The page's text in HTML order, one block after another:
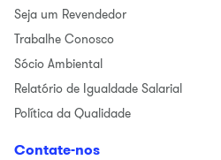
Seja um Revendedor
Trabalhe Conosco
Sócio Ambiental
Relatório de Igualdade Salarial
Política da Qualidade
Contate-nos